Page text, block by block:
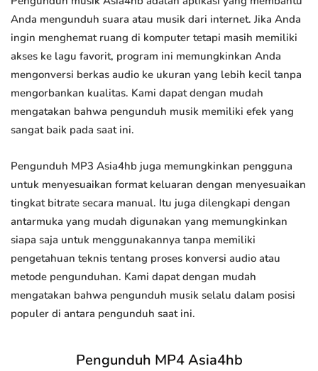
Anda mengunduh suara atau musik dari internet. Jika Anda
ingin menghemat ruang di komputer tetapi masih memiliki
akses ke lagu favorit, program ini memungkinkan Anda
mengonversi berkas audio ke ukuran yang lebih kecil tanpa
mengorbankan kualitas. Kami dapat dengan mudah
mengatakan bahwa pengunduh musik memiliki efek yang
sangat baik pada saat ini.
Pengunduh MP3 Asia4hb juga memungkinkan pengguna
untuk menyesuaikan format keluaran dengan menyesuaikan
tingkat bitrate secara manual. Itu juga dilengkapi dengan
antarmuka yang mudah digunakan yang memungkinkan
siapa saja untuk menggunakannya tanpa memiliki
pengetahuan teknis tentang proses konversi audio atau
metode pengunduhan. Kami dapat dengan mudah
mengatakan bahwa pengunduh musik selalu dalam posisi
populer di antara pengunduh saat ini.
Pengunduh MP4 Asia4hb